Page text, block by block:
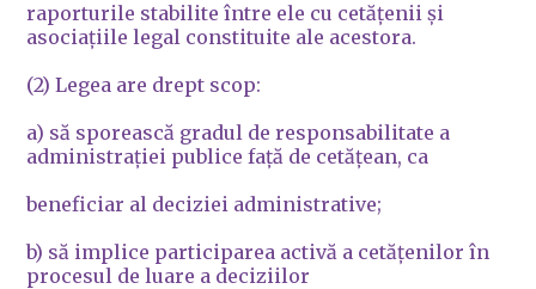
raporturile stabilite între ele cu cetăţenii şi
asociaţiile legal constituite ale acestora.
(2) Legea are drept scop:
a) să sporească gradul de responsabilitate a
administraţiei publice faţă de cetăţean, ca
beneficiar al deciziei administrative;
b) să implice participarea activă a cetăţenilor în
procesul de luare a deciziilor